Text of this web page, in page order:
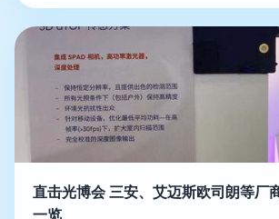
直击光博会 三安、艾迈斯欧司朗等厂
一览